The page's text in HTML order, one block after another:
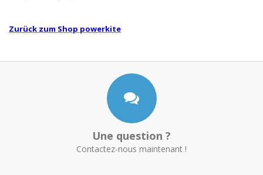
Zurück zum Shop powerkite
Une question ?
Contactez-nous maintenant !